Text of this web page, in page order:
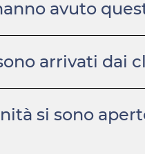
avuto
arrivati dai
si sono